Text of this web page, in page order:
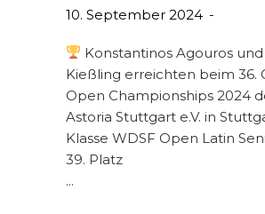
10. September 2024
Konstantinos Agouros
Kießling erreichten beim 36.
Open Championships 2024
Astoria Stuttgart e.V. in
Klasse WDSF Open Latin
39. Platz